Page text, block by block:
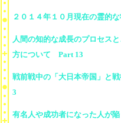
２０１４年１０月現在の霊的
人間の知的な成長のプロセス
方について Part 13
戦前戦中の「大日本帝国」と
3
有名人や成功者になった人が